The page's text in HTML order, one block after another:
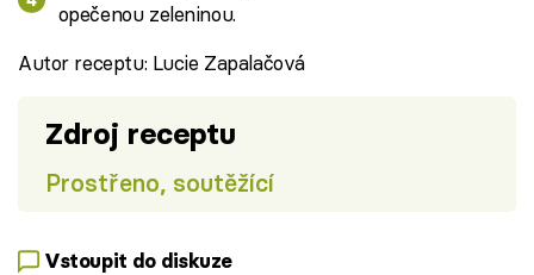
opečenou zeleninou.
Autor receptu: Lucie Zapalačová
Zdroj receptu
Prostřeno, soutěžící
Vstoupit do diskuze